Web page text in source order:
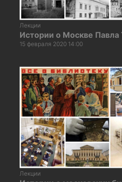
Лекции
Истории о Москве Павла
15 февраля 2020 14:00
Лекции